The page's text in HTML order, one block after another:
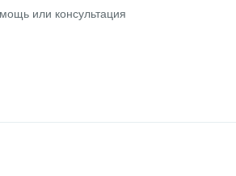
или консультация